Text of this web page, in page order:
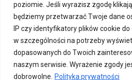
poziomie. Jeśli wyrazisz zgodę
będziemy przetwarzać Twoje dane
IP czy identyfikatory plików cookie
w szczególności na potrzeby
dopasowanych do Twoich
naszym serwisie. Wyrażenie zgody
dobrowolne.
Polityka prywatności
Kontakt O nas Patronat medialny